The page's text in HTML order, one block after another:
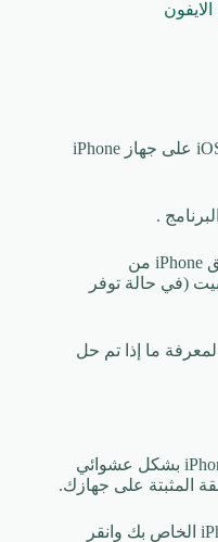
تأكد من أنك تستخدم أحدث إصدار من iOS على جهاز iPhone
.
في الشاشة التالية ، انتظر حتى يتحقق iPhone من
(في حالة توفر
ما إذا تم حل
يمكن أن تحدث مشكلة إعادة تشغيل iPhone بشكل عشوائي
المثبتة على جهازك.
افتح متجر التطبيقات على جهاز iPhone الخاص بك وانقر